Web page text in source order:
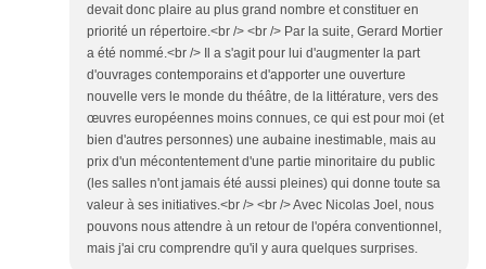
devait donc plaire au plus grand nombre et constituer en
priorité un répertoire.<br /> <br /> Par la suite, Gerard Mortier
a été nommé.<br /> Il a s'agit pour lui d'augmenter la part
d'ouvrages contemporains et d'apporter une ouverture
nouvelle vers le monde du théâtre, de la littérature, vers des
œuvres européennes moins connues, ce qui est pour moi (et
bien d'autres personnes) une aubaine inestimable, mais au
prix d'un mécontentement d'une partie minoritaire du public
(les salles n'ont jamais été aussi pleines) qui donne toute sa
valeur à ses initiatives.<br /> <br /> Avec Nicolas Joel, nous
pouvons nous attendre à un retour de l'opéra conventionnel,
mais j'ai cru comprendre qu'il y aura quelques surprises.